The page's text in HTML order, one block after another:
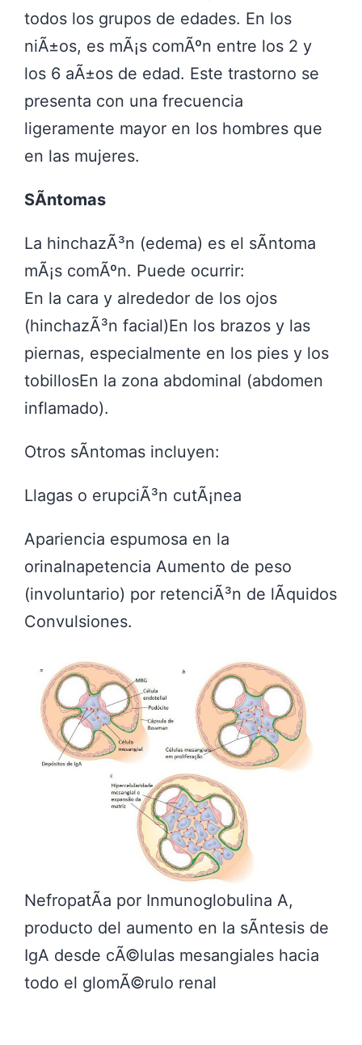
todos los grupos de edades. En los
niÃ±os, es mÃ¡s comÃºn entre los 2 y
los 6 aÃ±os de edad. Este trastorno se
presenta con una frecuencia
ligeramente mayor en los hombres que
en las mujeres.
SÃ­ntomas
La hinchazÃ³n (edema) es el sÃ­ntoma
mÃ¡s comÃºn. Puede ocurrir:
En la cara y alrededor de los ojos
(hinchazÃ³n facial)En los brazos y las
piernas, especialmente en los pies y los
tobillosEn la zona abdominal (abdomen
inflamado).
Otros sÃ­ntomas incluyen:
Llagas o erupciÃ³n cutÃ¡nea
Apariencia espumosa en la
orinaInapetencia Aumento de peso
(involuntario) por retenciÃ³n de lÃ­quidos
Convulsiones.
NefropatÃ­a por Inmunoglobulina A,
producto del aumento en la sÃ­ntesis de
IgA desde cÃ©lulas mesangiales hacia
todo el glomÃ©rulo renal